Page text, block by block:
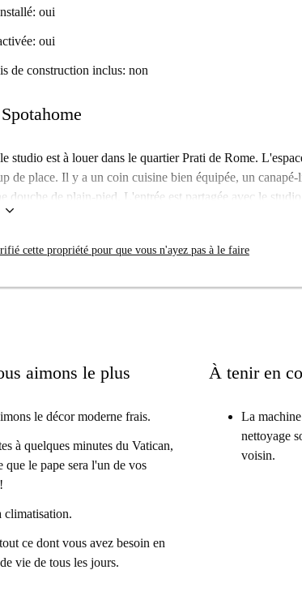
oui
oui
de construction inclus: non
studio est à louer dans le quartier Prati de Rome.
de place. Il y a un coin cuisine bien équipée, un
douche de plain-pied. L'entrée est partagée avec le
qui vous partagerez avec votre voisin.
aisés juste derrière la Cité du Vatican. Il y a beaucoup
à pied.
keyboard_arrow_down
cette propriété pour que vous n'ayez pas à le faire
aimons le plus
le décor moderne frais.
à quelques minutes du Vatican,
que le pape sera l'un de vos
climatisation.
ce dont vous avez besoin en
vie de tous les jours.
À tenir en
La
nettoyage
voisin.